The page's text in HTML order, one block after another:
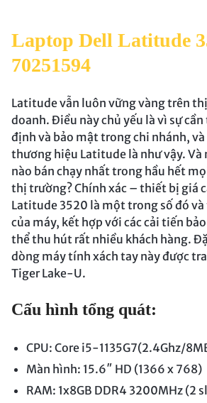
Laptop Dell Latitude
70251594
Latitude vẫn luôn vững vàng trên
doanh. Điều này chủ yếu là vì sự
định và bảo mật trong chi nhánh,
thương hiệu Latitude là như vậy.
nào bán chạy nhất trong hầu hết
thị trường? Chính xác – thiết bị giá
Latitude 3520 là một trong số đó
của máy, kết hợp với các cải tiến
thể thu hút rất nhiều khách hàng.
dòng máy tính xách tay này được
Tiger Lake-U.
Cấu hình tổng quát:
CPU: Core i5-1135G7(2.4Ghz/
Màn hình: 15.6″ HD (1366 x 768)
RAM: 1x8GB DDR4 3200MHz (2